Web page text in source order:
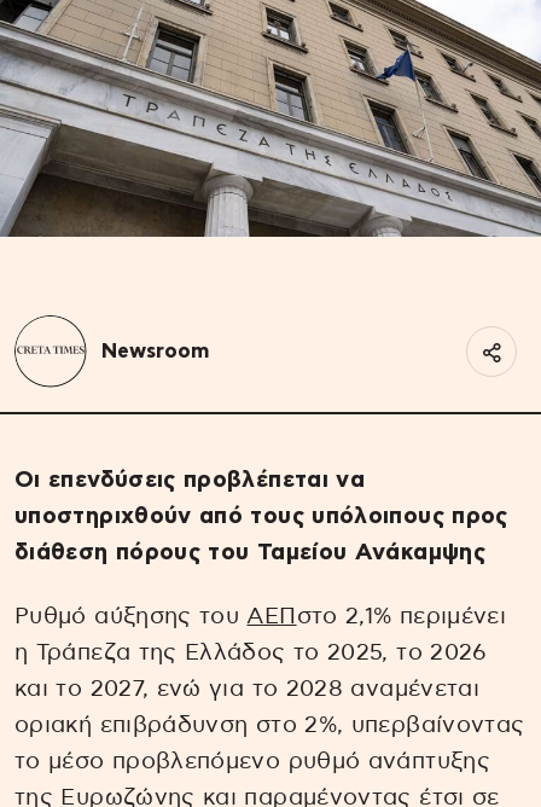
Newsroom
Οι επενδύσεις προβλέπεται να
υποστηριχθούν από τους υπόλοιπους προς
διάθεση πόρους του Ταμείου Ανάκαμψης
Ρυθμό αύξησης του ΑΕΠ στο 2,1% περιμένει
η Τράπεζα της Ελλάδος το 2025, το 2026
και το 2027, ενώ για το 2028 αναμένεται
οριακή επιβράδυνση στο 2%, υπερβαίνοντας
το μέσο προβλεπόμενο ρυθμό ανάπτυξης
της Ευρωζώνης και παραμένοντας έτσι σε